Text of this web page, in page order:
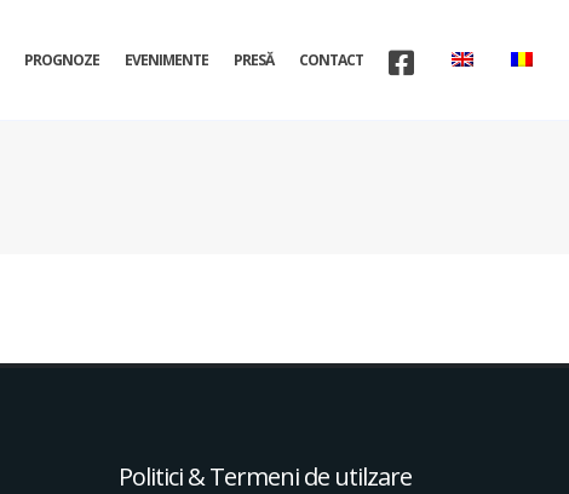
PROGNOZE EVENIMENTE PRESĂ CONTACT
Politici & Termeni de utilzare